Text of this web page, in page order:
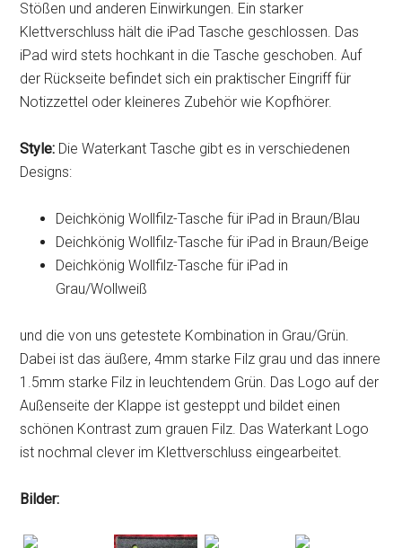
Stößen und anderen Einwirkungen. Ein starker
Klettverschluss hält die iPad Tasche geschlossen. Das
iPad wird stets hochkant in die Tasche geschoben. Auf
der Rückseite befindet sich ein praktischer Eingriff für
Notizzettel oder kleineres Zubehör wie Kopfhörer.
Style: Die Waterkant Tasche gibt es in verschiedenen
Designs:
Deichkönig Wollfilz-Tasche für iPad in Braun/Blau
Deichkönig Wollfilz-Tasche für iPad in Braun/Beige
Deichkönig Wollfilz-Tasche für iPad in
Grau/Wollweiß
und die von uns getestete Kombination in Grau/Grün.
Dabei ist das äußere, 4mm starke Filz grau und das innere
1.5mm starke Filz in leuchtendem Grün. Das Logo auf der
Außenseite der Klappe ist gesteppt und bildet einen
schönen Kontrast zum grauen Filz. Das Waterkant Logo
ist nochmal clever im Klettverschluss eingearbeitet.
Bilder: